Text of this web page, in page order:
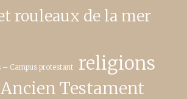
rouleaux de la mer
– Campus protestant religions
Testament